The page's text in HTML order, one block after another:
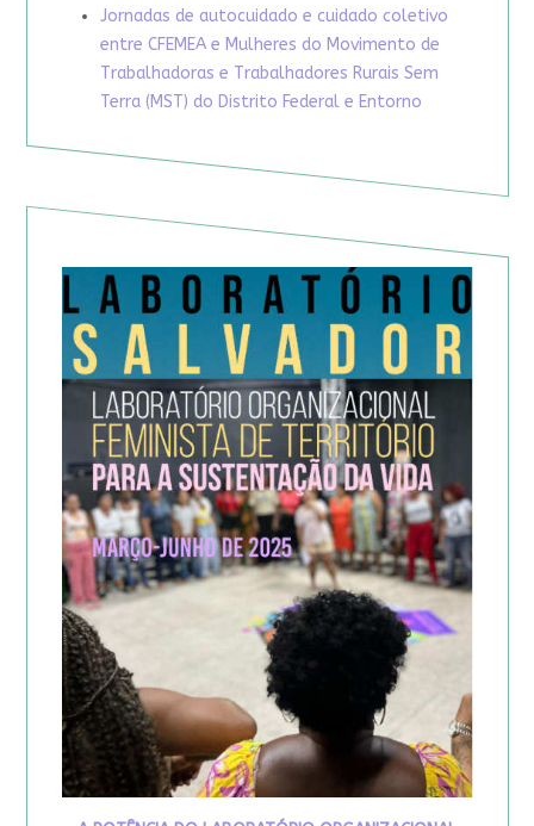
Jornadas de autocuidado e cuidado coletivo
entre CFEMEA e Mulheres do Movimento de
Trabalhadoras e Trabalhadores Rurais Sem
Terra (MST) do Distrito Federal e Entorno